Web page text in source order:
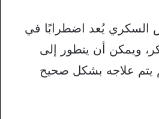
السكري يُعد اضطرابًا في
ويمكن أن يتطور إلى
يتم علاجه بشكل صحيح